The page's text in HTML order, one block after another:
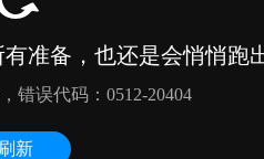
准备，也还是会悄悄跑
错误代码：0512-20404
刷新